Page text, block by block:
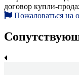
договор купли-
Пожаловаться на